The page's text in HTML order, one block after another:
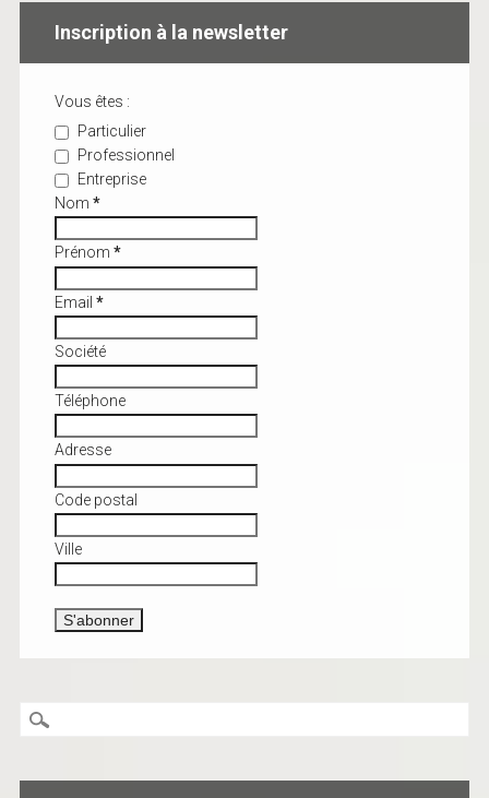
Inscription à la newsletter
Vous êtes :
Particulier
Professionnel
Entreprise
Nom *
Prénom *
Email *
Société
Téléphone
Adresse
Code postal
Ville